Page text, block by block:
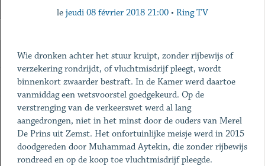
le jeudi 08 février 2018 21:00 • Ring TV
Wie dronken achter het stuur kruipt, zonder rijbewijs of
verzekering rondrijdt, of vluchtmisdrijf pleegt, wordt
binnenkort zwaarder bestraft. In de Kamer werd daartoe
vanmiddag een wetsvoorstel goedgekeurd. Op de
verstrenging van de verkeerswet werd al lang
aangedrongen, niet in het minst door de ouders van Merel
De Prins uit Zemst. Het onfortuinlijke meisje werd in 2015
doodgereden door Muhammad Aytekin, die zonder rijbewijs
rondreed en op de koop toe vluchtmisdrijf pleegde.